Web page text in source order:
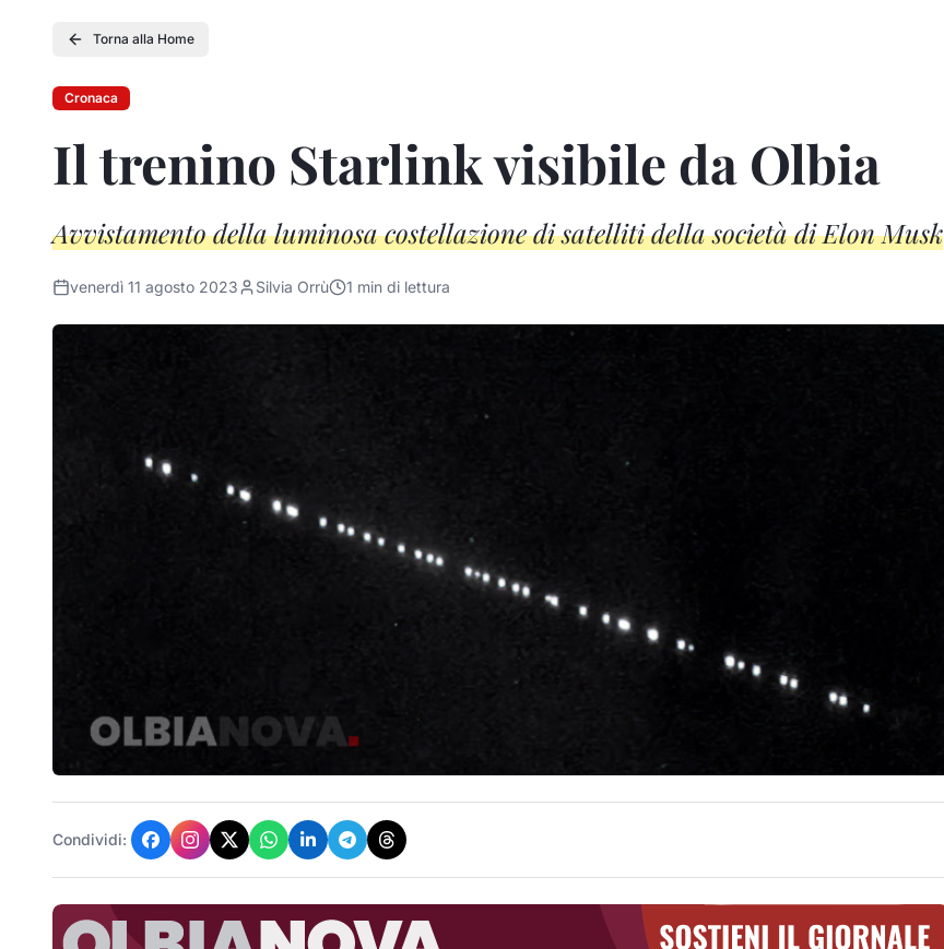
Torna alla Home
Cronaca
Il trenino Starlink visibile da Olbia
Avvistamento della luminosa costellazione di satelliti della società di Elon Musk
venerdì 11 agosto 2023 Silvia Orrù 1 min di lettura
Condividi: